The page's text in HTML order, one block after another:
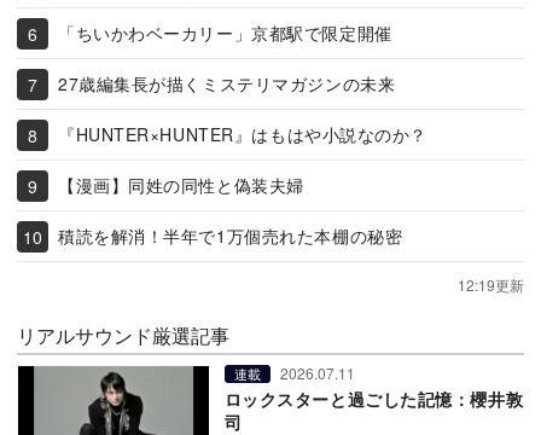
「ちいかわベーカリー」京都駅で限定開催
27歳編集長が描くミステリマガジンの未来
『HUNTER×HUNTER』はもはや小説なのか？
【漫画】同姓の同性と偽装夫婦
積読を解消！半年で1万個売れた本棚の秘密
12:19更新
リアルサウンド厳選記事
連載 2026.07.11
ロックスターと過ごした記憶：櫻井敦
司